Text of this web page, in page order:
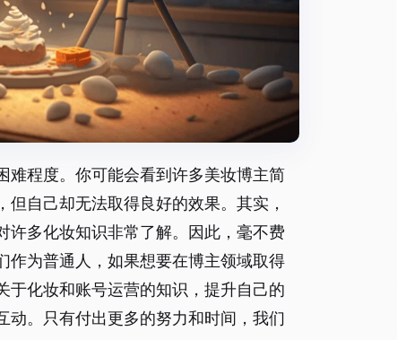
难程度。你可能会看到许多美妆博主简
自己却无法取得良好的效果。其实，
许多化妆知识非常了解。因此，毫不费
作为普通人，如果想要在博主领域取得
于化妆和账号运营的知识，提升自己的
动。只有付出更多的努力和时间，我们